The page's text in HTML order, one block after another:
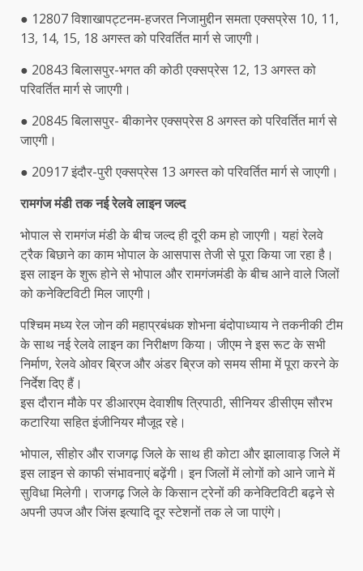
● 12807 विशाखापट्टनम-हजरत निजामुद्दीन समता एक्सप्रेस 10, 11,
13, 14, 15, 18 अगस्त को परिवर्तित मार्ग से जाएगी।
● 20843 बिलासपुर-भगत की कोठी एक्सप्रेस 12, 13 अगस्त को
परिवर्तित मार्ग से जाएगी।
● 20845 बिलासपुर- बीकानेर एक्सप्रेस 8 अगस्त को परिवर्तित मार्ग से
जाएगी।
● 20917 इंदौर-पुरी एक्सप्रेस 13 अगस्त को परिवर्तित मार्ग से जाएगी।
रामगंज मंडी तक नई रेलवे लाइन जल्द
भोपाल से रामगंज मंडी के बीच जल्द ही दूरी कम हो जाएगी। यहां रेलवे
ट्रैक बिछाने का काम भोपाल के आसपास तेजी से पूरा किया जा रहा है।
इस लाइन के शुरू होने से भोपाल और रामगंजमंडी के बीच आने वाले जिलों
को कनेक्टिविटी मिल जाएगी।
पश्चिम मध्य रेल जोन की महाप्रबंधक शोभना बंदोपाध्याय ने तकनीकी टीम
के साथ नई रेलवे लाइन का निरीक्षण किया। जीएम ने इस रूट के सभी
निर्माण, रेलवे ओवर ब्रिज और अंडर ब्रिज को समय सीमा में पूरा करने के
निर्देश दिए हैं।
इस दौरान मौके पर डीआरएम देवाशीष त्रिपाठी, सीनियर डीसीएम सौरभ
कटारिया सहित इंजीनियर मौजूद रहे।
भोपाल, सीहोर और राजगढ़ जिले के साथ ही कोटा और झालावाड़ जिले में
इस लाइन से काफी संभावनाएं बढ़ेंगी। इन जिलों में लोगों को आने जाने में
सुविधा मिलेगी। राजगढ़ जिले के किसान ट्रेनों की कनेक्टिविटी बढ़ने से
अपनी उपज और जिंस इत्यादि दूर स्टेशनों तक ले जा पाएंगे।